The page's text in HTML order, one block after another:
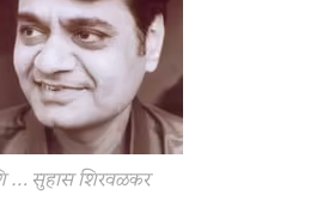
… सुहास शिरवळकर